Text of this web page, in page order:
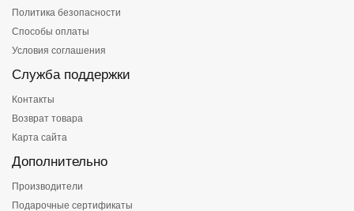
Политика безопасности
Способы оплаты
Условия соглашения
Служба поддержки
Контакты
Возврат товара
Карта сайта
Дополнительно
Производители
Подарочные сертификаты